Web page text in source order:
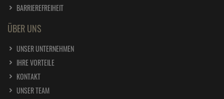
BARRIEREFREIHEIT
ÜBER UNS
UNSER UNTERNEHMEN
IHRE VORTEILE
KONTAKT
UNSER TEAM